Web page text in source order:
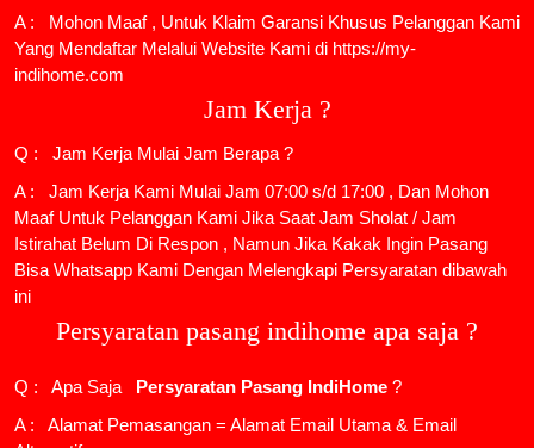
A : Mohon Maaf , Untuk Klaim Garansi Khusus Pelanggan Kami
Yang Mendaftar Melalui Website Kami di https://my-
indihome.com
Jam Kerja ?
Q : Jam Kerja Mulai Jam Berapa ?
A : Jam Kerja Kami Mulai Jam 07:00 s/d 17:00 , Dan Mohon
Maaf Untuk Pelanggan Kami Jika Saat Jam Sholat / Jam
Istirahat Belum Di Respon , Namun Jika Kakak Ingin Pasang
Bisa Whatsapp Kami Dengan Melengkapi Persyaratan dibawah
ini
Persyaratan pasang indihome apa saja ?
Q : Apa Saja Persyaratan Pasang IndiHome ?
A : Alamat Pemasangan = Alamat Email Utama & Email